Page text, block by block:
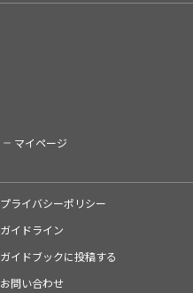
マイページ
プライバシーポリシー
ガイドライン
ガイドブックに投稿する
お問い合わせ